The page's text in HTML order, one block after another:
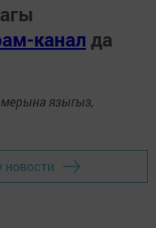
канал да
языгыз,
новости